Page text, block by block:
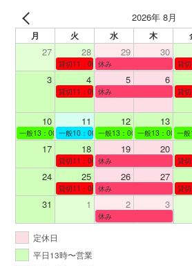
2026年 8月
月 火 水 木
27 28 29 30
貸切11：00～12：00
休み 貸
3 4 5 6
貸切11：00～12：00
休み 貸
10 11 12 13
一般13：00～19：00一般10：00～19：00一般13：00～19：00一般13：00～19
一
17 18 19 20
貸切11：00～12：00
休み 貸
24 25 26 27
貸切11：00～12：00
休み 貸
31 1 2 3
休み
定休日
平日13時〜営業